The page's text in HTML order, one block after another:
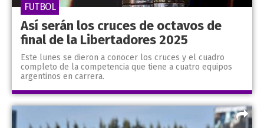
Así serán los cruces de octavos de
final de la Libertadores 2025
Este lunes se dieron a conocer los cruces y el cuadro
completo de la competencia que tiene a cuatro equipos
argentinos en carrera.
FUTBOL